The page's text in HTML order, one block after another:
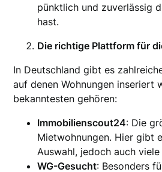
pünktlich und zuverlässig
hast.
Die richtige Plattform für
In Deutschland gibt es
auf denen Wohnungen inseriert
bekanntesten gehören:
Immobilienscout24: Die
Mietwohnungen. Hier gibt
Auswahl, jedoch auch
WG-Gesucht: Besonders